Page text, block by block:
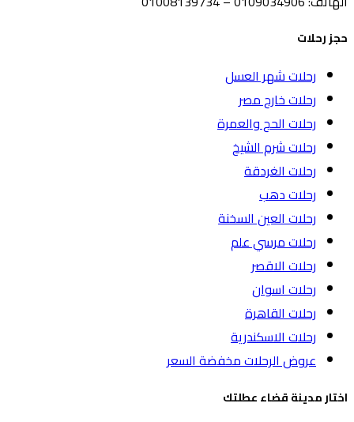
حجز رحلات
رحلات شهر العسل
رحلات خارج مصر
رحلات الحج والعمرة
رحلات شرم الشيخ
رحلات الغردقة
رحلات دهب
رحلات العين السخنة
رحلات مرسي علم
رحلات الاقصر
رحلات اسوان
رحلات القاهرة
رحلات الاسكندرية
عروض الرحلات مخفضة السعر
اختار مدينة قضاء عطلتك